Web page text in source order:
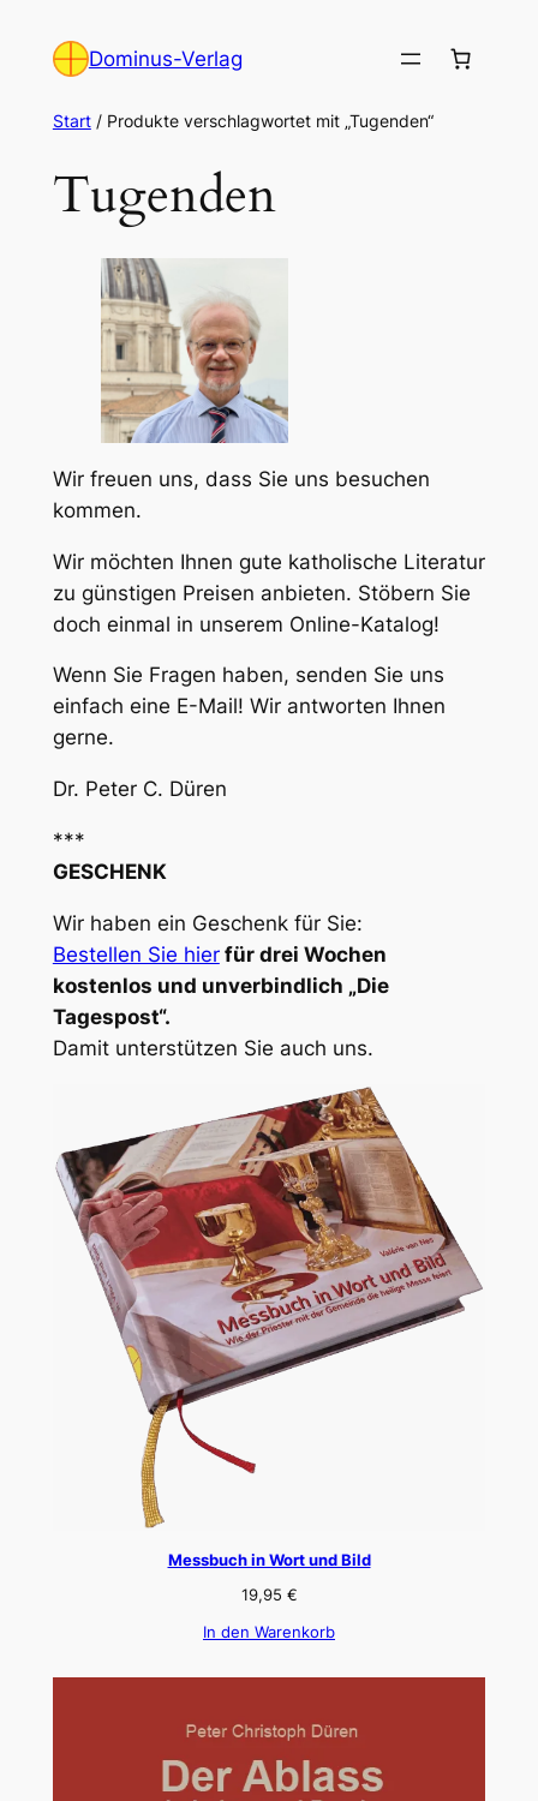
Inhalt
Dominus-Verlag
Start/ Produkte verschlagwortet mit „Tugenden“
Tugenden
Wir freuen uns, dass Sie uns besuchen
kommen.
Wir möchten Ihnen gute katholische Literatur
zu günstigen Preisen anbieten. Stöbern Sie
doch einmal in unserem Online-Katalog!
Wenn Sie Fragen haben, senden Sie uns
einfach eine E-Mail! Wir antworten Ihnen
gerne.
Dr. Peter C. Düren
***
GESCHENK
Wir haben ein Geschenk für Sie:
Bestellen Sie hier für drei Wochen
kostenlos und unverbindlich „Die
Tagespost“.
Damit unterstützen Sie auch uns.
Messbuch in Wort und Bild
19,95 €
In den Warenkorb